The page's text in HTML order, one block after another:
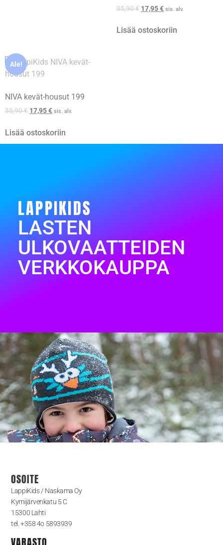
35,90€ 17,95€ sis. alv.
Lisää ostoskoriin
Ale!
NIVA kevät-housut 199
35,90€ 17,95€ sis. alv.
Lisää ostoskoriin
LAPPIKIDS
LASTEN
ULKOVAATTEIDEN
VERKKOKAUPPA
OSOITE
LappiKids / Naskama Oy
Kymijärvenkatu 5 C
15300 Lahti
tel. +358 4o 5893939